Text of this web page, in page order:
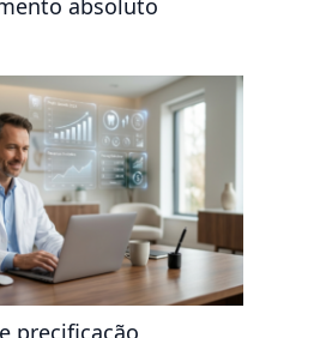
absoluto
precificação